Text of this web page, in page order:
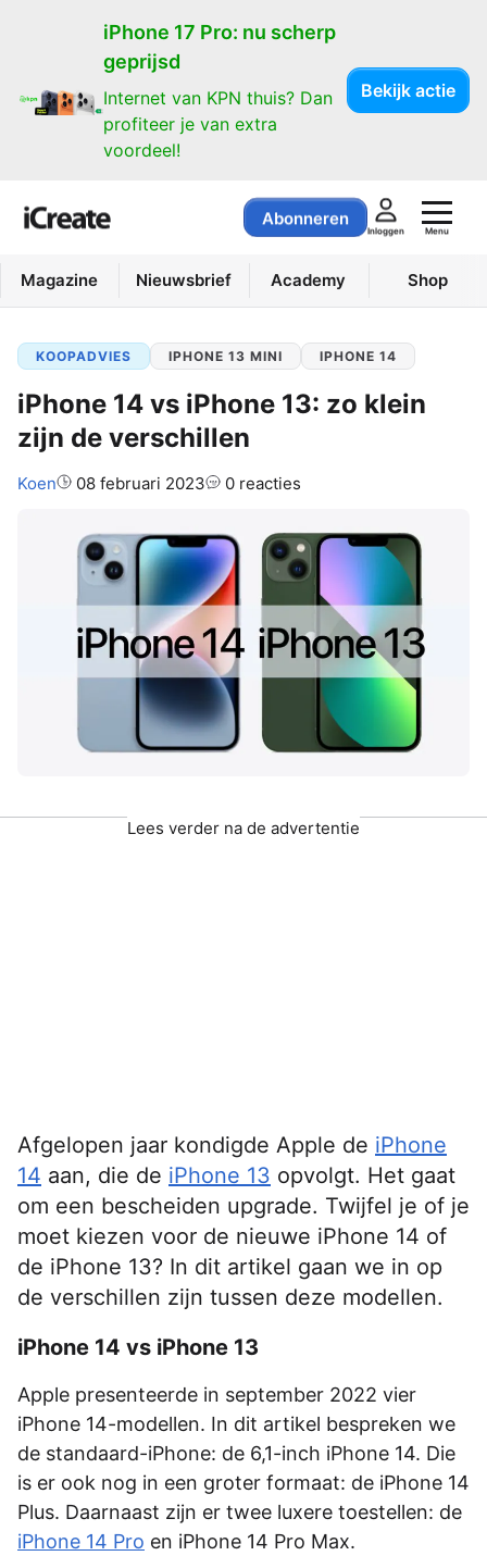
iPhone 17 Pro: nu scherp
geprijsd
Internet van KPN thuis? Dan
profiteer je van extra
voordeel!
Bekijk actie
Abonneren
Inloggen Menu
Magazine Nieuwsbrief Academy Shop
KOOPADVIES IPHONE 13 MINI IPHONE 14
iPhone 14 vs iPhone 13: zo klein
zijn de verschillen
Auteur:
Koen 08 februari 2023 0 reacties
Lees verder na de advertentie
Afgelopen jaar kondigde Apple de iPhone
14 aan, die de iPhone 13 opvolgt. Het gaat
om een bescheiden upgrade. Twijfel je of je
moet kiezen voor de nieuwe iPhone 14 of
de iPhone 13? In dit artikel gaan we in op
de verschillen zijn tussen deze modellen.
iPhone 14 vs iPhone 13
Apple presenteerde in september 2022 vier
iPhone 14-modellen. In dit artikel bespreken we
de standaard-iPhone: de 6,1-inch iPhone 14. Die
is er ook nog in een groter formaat: de iPhone 14
Plus. Daarnaast zijn er twee luxere toestellen: de
iPhone 14 Pro en iPhone 14 Pro Max.